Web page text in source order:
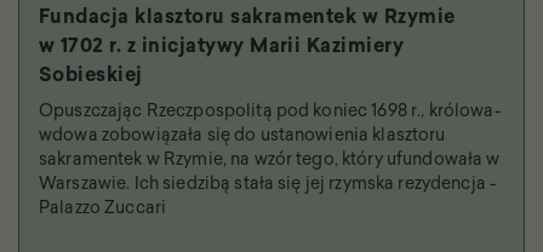
Fundacja klasztoru sakramentek w Rzymie
w 1702 r. z inicjatywy Marii Kazimiery
Sobieskiej
Opuszczając Rzeczpospolitą pod koniec 1698 r., królowa-
wdowa zobowiązała się do ustanowienia klasztoru
sakramentek w Rzymie, na wzór tego, który ufundowała w
Warszawie. Ich siedzibą stała się jej rzymska rezydencja -
Palazzo Zuccari